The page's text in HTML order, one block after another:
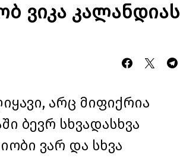
ვიკა კალანდიას
არც მიფიქრია
ბევრ სხვადასხვა
ვარ და სხვა